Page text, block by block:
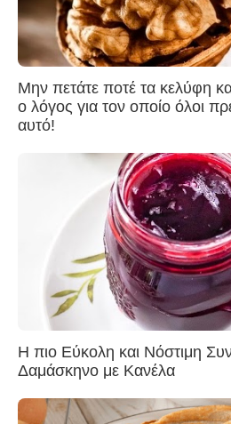
Μην πετάτε ποτέ τα κελύφη
ο λόγος για τον οποίο όλοι
αυτό!
Η πιο Εύκολη και Νόστιμη
Δαμάσκηνο με Κανέλα